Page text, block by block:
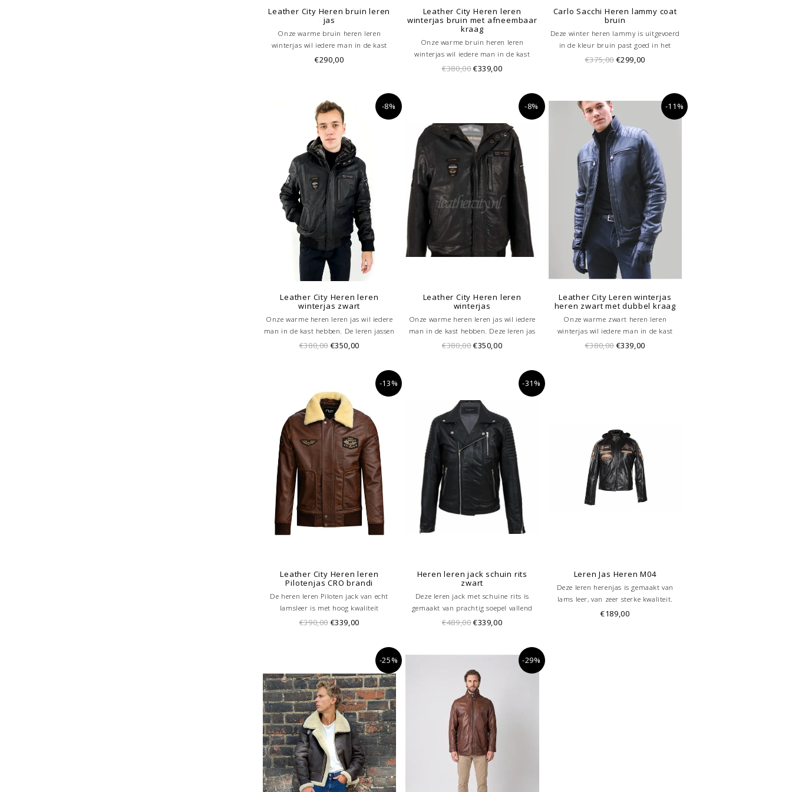
Leather City Heren bruin leren
jas
Onze warme bruin heren leren
winterjas wil iedere man in de kast
hebben hangen. De leren jassen heren
de wax behandeling geeft dit en rijke
uitstraling.
€290,00
Leather City Heren leren
winterjas bruin met afneembaar
kraag
Onze warme bruin heren leren
winterjas wil iedere man in de kast
hebben hangen. De leren jassen heren
de wax behandeling geeft dit en rijke
€380,00€339,00
Carlo Sacchi Heren lammy coat
bruin
Deze winter heren lammy is uitgevoerd
in de kleur bruin past goed in het
modebeeld van de winter. De heren
€375,00€299,00
-8%
Leather City Heren leren
winterjas zwart
Onze warme heren leren jas wil iedere
man in de kast hebben. De leren jassen
heren zijn gemaakt van kalf leer. Dit
De binnen voering is afneembaar, de
capuchon is afritsbaar.
€380,00€350,00
-8%
Leather City Heren leren
winterjas
Onze warme heren leren jas wil iedere
man in de kast hebben. Deze leren jas
is gemaakt van kalf leer. Dit leer voelt
binnen voering is afneembaar, de
€380,00€350,00
-11%
Leather City Leren winterjas
heren zwart met dubbel kraag
Onze warme zwart heren leren
winterjas wil iedere man in de kast
hebben hangen. De leren jassen heren
€380,00€339,00
-13%
Leather City Heren leren
Pilotenjas CRO brandi
De heren leren Piloten jack van echt
lamsleer is met hoog kwaliteit
behandeld denk bijvoorbeeld aan het
Dit jack is verkrijgbaar in de kleur
€390,00€339,00
-31%
Heren leren jack schuin rits
zwart
Deze leren jack met schuine rits is
gemaakt van prachtig soepel vallend
lamsleer, en dankzij de luxueuze wax-
meerdere handige zakken, uiteraard
voorzien van sterke ritssluitingen.
€489,00€339,00
Leren Jas Heren M04
Deze leren herenjas is gemaakt van
lams leer, van zeer sterke kwaliteit.
Deze leren jas kan dan ook jaren mee.
€189,00
-25% -29%